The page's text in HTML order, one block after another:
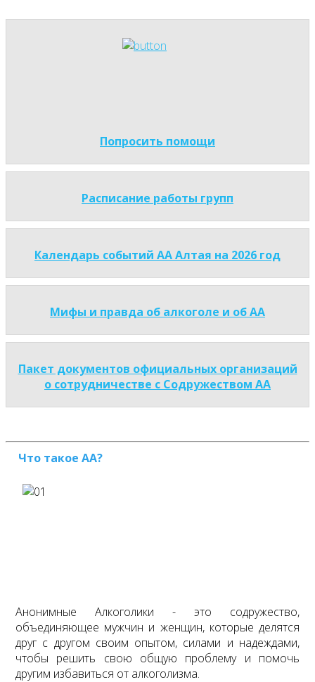
Попросить помощи
Расписание работы групп
Календарь событий АА Алтая на 2026 год
Мифы и правда об алкоголе и об АА
Пакет документов официальных организаций
о сотрудничестве с Содружеством АА
Что такое АА?
Анонимные Алкоголики - это содружество,
объединяющее мужчин и женщин, которые делятся
друг с другом своим опытом, силами и надеждами,
чтобы решить свою общую проблему и помочь
другим избавиться от алкоголизма.